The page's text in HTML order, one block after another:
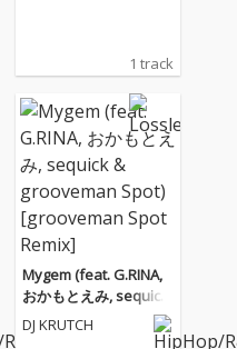
が交差する、切なさと
高揚感を併せ持った一
曲。
1 track
Mygem (feat. G.RINA,
おかもとえみ, sequick
& grooveman Spot) [gr
ooveman Spot Remix]
DJ KRUTCH